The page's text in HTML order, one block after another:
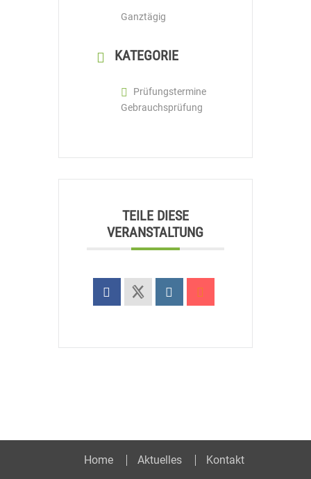
Ganztägig
KATEGORIE
Prüfungstermine
Gebrauchsprüfung
TEILE DIESE
VERANSTALTUNG
Home Aktuelles Kontakt